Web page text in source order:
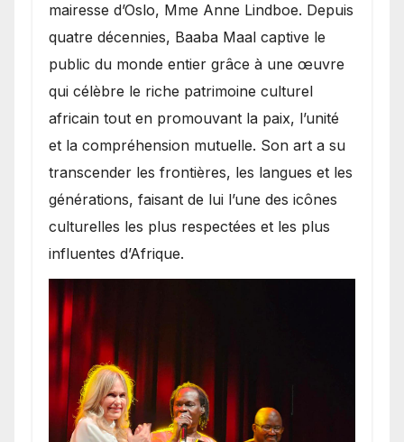
mairesse d’Oslo, Mme Anne Lindboe. Depuis
quatre décennies, Baaba Maal captive le
public du monde entier grâce à une œuvre
qui célèbre le riche patrimoine culturel
africain tout en promouvant la paix, l’unité
et la compréhension mutuelle. Son art a su
transcender les frontières, les langues et les
générations, faisant de lui l’une des icônes
culturelles les plus respectées et les plus
influentes d’Afrique.